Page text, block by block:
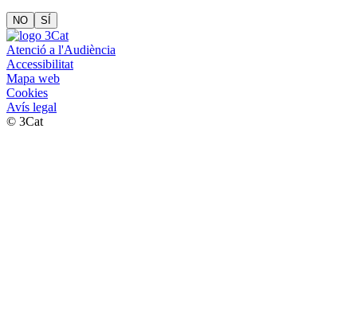
NO SÍ
Atenció a l'Audiència
Accessibilitat
Mapa web
Cookies
Avís legal
© 3Cat